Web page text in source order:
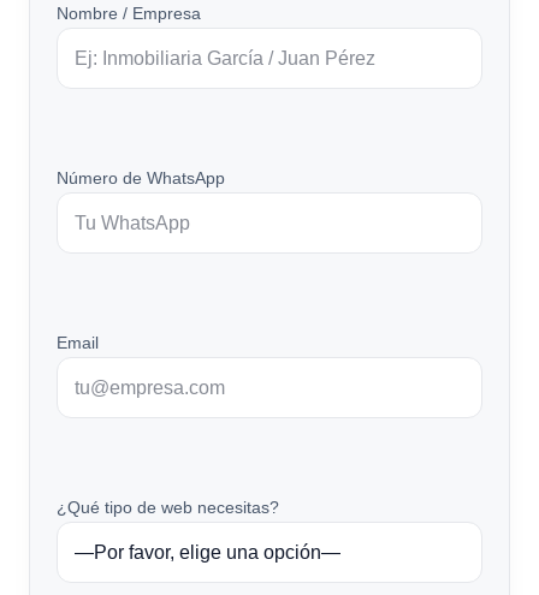
Nombre / Empresa
Número de WhatsApp
Email
¿Qué tipo de web necesitas?